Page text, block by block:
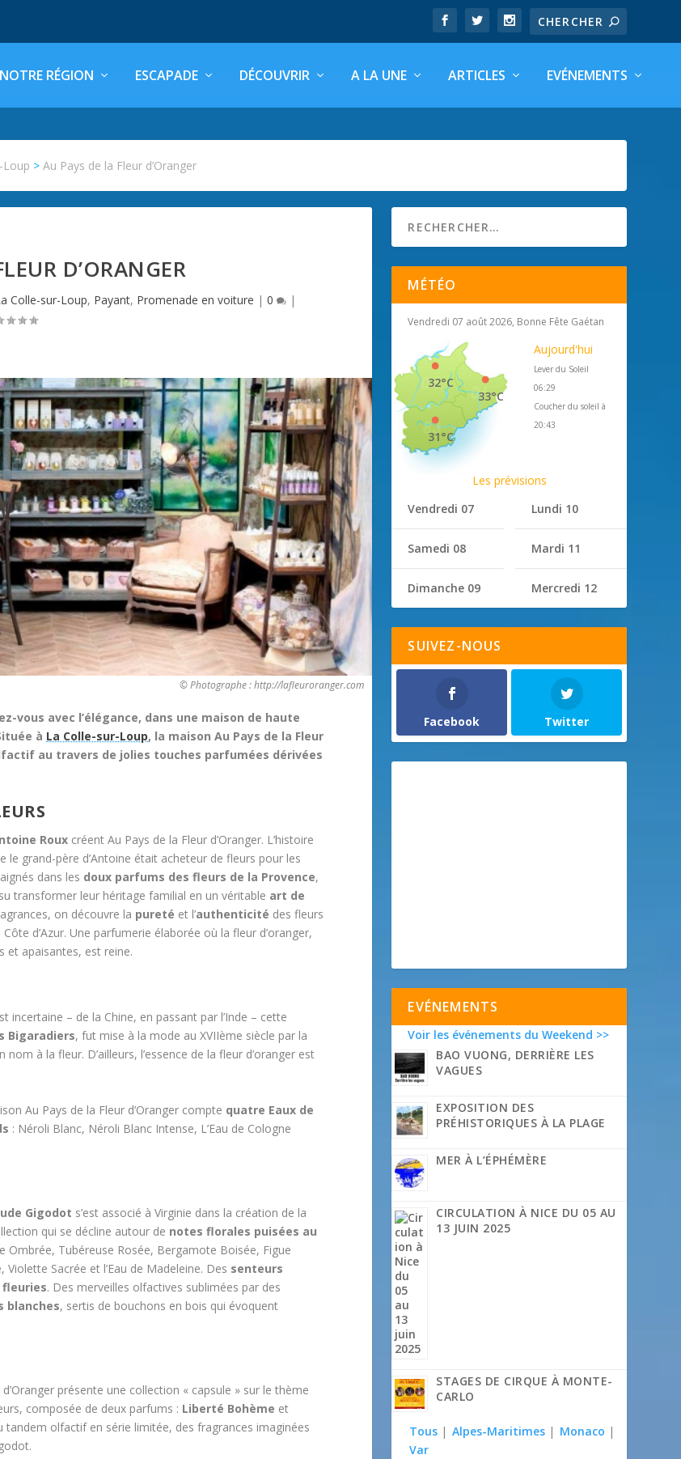
NOTRE RÉGION ESCAPADE DÉCOUVRIR A LA UNE ARTICLES EVÉNEMENTS
Loup >Au Pays de la Fleur d’Oranger
D’ORANGER
Colle-sur-Loup, Payant, Promenade en voiture |0 |
© Photographe : http://lafleuroranger.com
vous avec l’élégance, dans une maison de haute
à La Colle-sur-Loup, la maison Au Pays de la Fleur
au travers de jolies touches parfumées dérivées
Roux créent Au Pays de la Fleur d’Oranger. L’histoire
le grand-père d’Antoine était acheteur de fleurs pour les
dans les doux parfums des fleurs de la Provence,
transformer leur héritage familial en un véritable art de
on découvre la pureté et l’authenticité des fleurs
d’Azur. Une parfumerie élaborée où la fleur d’oranger,
et apaisantes, est reine.
incertaine – de la Chine, en passant par l’Inde – cette
Bigaradiers, fut mise à la mode au XVIIème siècle par la
nom à la fleur. D’ailleurs, l’essence de la fleur d’oranger est
Au Pays de la Fleur d’Oranger compte quatre Eaux de
: Néroli Blanc, Néroli Blanc Intense, L’Eau de Cologne
Gigodot s’est associé à Virginie dans la création de la
qui se décline autour de notes florales puisées au
Ombrée, Tubéreuse Rosée, Bergamote Boisée, Figue
Violette Sacrée et l’Eau de Madeleine. Des senteurs
. Des merveilles olfactives sublimées par des
blanches, sertis de bouchons en bois qui évoquent
présente une collection « capsule » sur le thème
composée de deux parfums : Liberté Bohème et
tandem olfactif en série limitée, des fragrances imaginées
MÉTÉO
Vendredi 07 août 2026, Bonne Fête Gaétan
33°C
32°C
31°C
Aujourd'hui
Lever du Soleil
06:29
Coucher du soleil à
20:43
Les prévisions
Vendredi 07
Samedi 08
Dimanche 09
Lundi 10
Mardi 11
Mercredi 12
SUIVEZ-NOUS
Facebook Twitter
EVÉNEMENTS
Voir les événements du Weekend >>
BAO VUONG, DERRIÈRE LES
VAGUES
EXPOSITION DES
PRÉHISTORIQUES À LA PLAGE
MER À L’ÉPHÉMÈRE
CIRCULATION À NICE DU 05 AU
13 JUIN 2025
STAGES DE CIRQUE À MONTE-
CARLO
Tous | Alpes-Maritimes | Monaco |
Var